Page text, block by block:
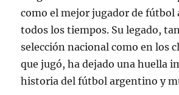
como el mejor jugador de fútbol
todos los tiempos. Su legado,
selección nacional como en los
que jugó, ha dejado una huella
historia del fútbol argentino y